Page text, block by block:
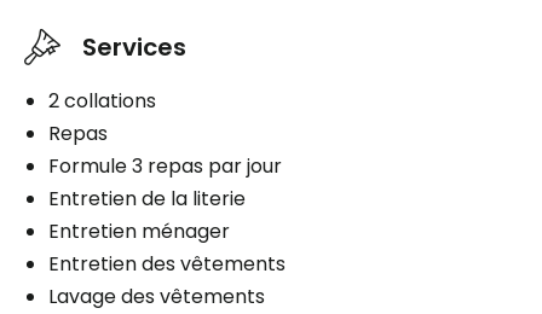
Services
2 collations
Repas
Formule 3 repas par jour
Entretien de la literie
Entretien ménager
Entretien des vêtements
Lavage des vêtements